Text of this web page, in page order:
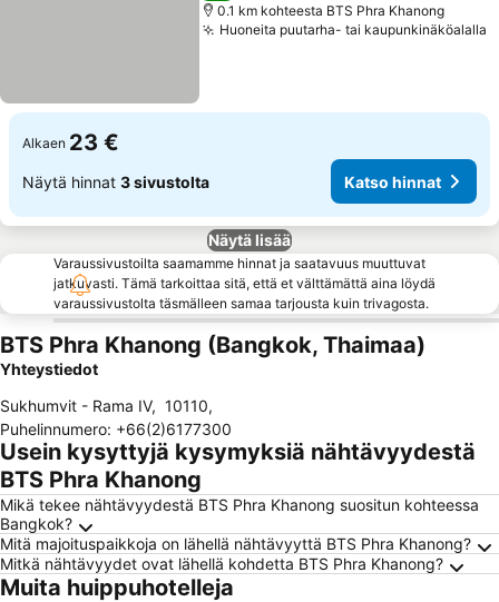
0.1 km kohteesta BTS Phra Khanong
Huoneita puutarha- tai kaupunkinäköalalla
Alkaen 23 €
Näytä hinnat 3 sivustolta Katso hinnat
Näytä lisää
Varaussivustoilta saamamme hinnat ja saatavuus muuttuvat
jatkuvasti. Tämä tarkoittaa sitä, että et välttämättä aina löydä
varaussivustolta täsmälleen samaa tarjousta kuin trivagosta.
BTS Phra Khanong (Bangkok, Thaimaa)
Yhteystiedot
Sukhumvit - Rama IV, 10110,
Puhelinnumero: +66(2)6177300
Usein kysyttyjä kysymyksiä nähtävyydestä
BTS Phra Khanong
Mikä tekee nähtävyydestä BTS Phra Khanong suositun kohteessa
Bangkok?
Mitä majoituspaikkoja on lähellä nähtävyyttä BTS Phra Khanong?
Mitkä nähtävyydet ovat lähellä kohdetta BTS Phra Khanong?
Muita huippuhotelleja